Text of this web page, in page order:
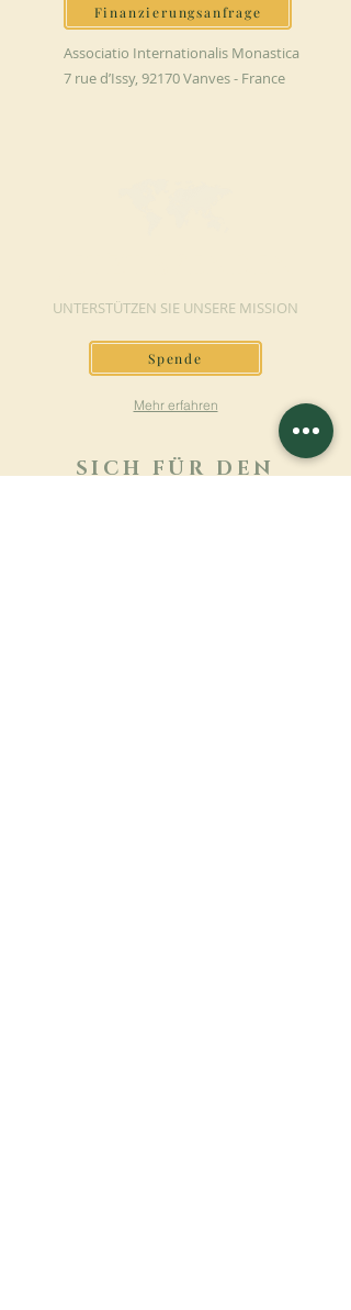
Finanzierungsanfrage
Associatio Internationalis Monastica
7 rue d’Issy, 92170 Vanves - France
UNTERSTÜTZEN SIE UNSERE MISSION
Spende
Mehr erfahren
SICH FÜR DEN